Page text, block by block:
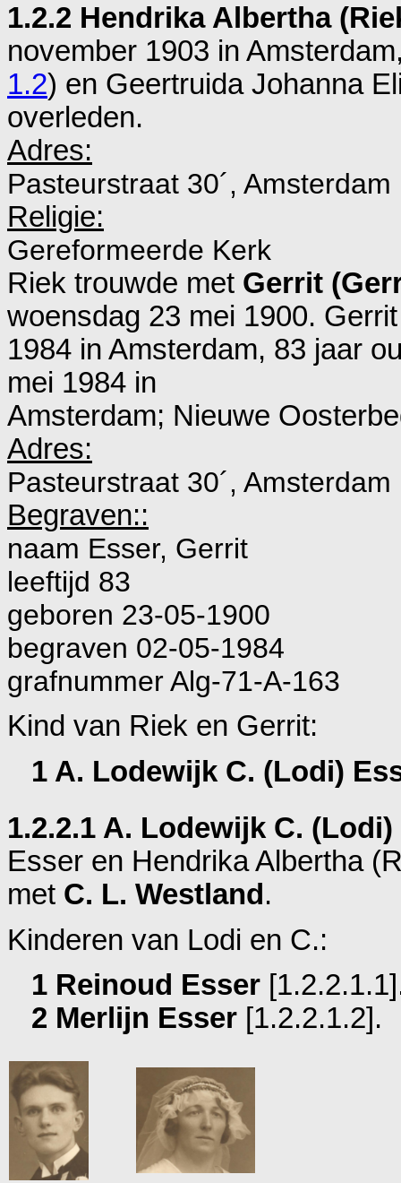
1.2.2 Hendrika Albertha
november 1903 in Amsterdam
1.2) en Geertruida Johanna
overleden.
Adres:
Pasteurstraat 30´, Amsterdam
Religie:
Gereformeerde Kerk
Riek trouwde met Gerrit
woensdag 23 mei 1900.
1984 in Amsterdam, 83 jaar
mei 1984 in
Amsterdam; Nieuwe
Adres:
Pasteurstraat 30´, Amsterdam
Begraven::
naam Esser, Gerrit
leeftijd 83
geboren 23-05-1900
begraven 02-05-1984
grafnummer Alg-71-A-163
Kind van Riek en Gerrit:
1 A. Lodewijk C. (Lodi)
1.2.2.1 A. Lodewijk C.
Esser en Hendrika Albertha
met C. L. Westland .
Kinderen van Lodi en C.:
1 Reinoud Esser
2 Merlijn Esser[1.2.2.1.2].